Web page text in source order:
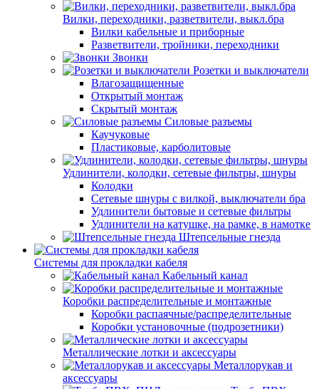
Вилки, переходники, разветвители, выкл.бра
Вилки кабельные и приборные
Разветвители, тройники, переходники
Звонки
Розетки и выключатели
Влагозащищенные
Открытый монтаж
Скрытый монтаж
Силовые разъемы
Каучуковые
Пластиковые, карболитовые
Удлинители, колодки, сетевые фильтры, шнуры
Колодки
Сетевые шнуры с вилкой, выключатели бра
Удлинители бытовые и сетевые фильтры
Удлинители на катушке, на рамке, в намотке
Штепсельные гнезда
Системы для прокладки кабеля
Кабельный канал
Коробки распределительные и монтажные
Коробки распаячные/распределительные
Коробки установочные (подрозетники)
Металлические лотки и аксессуары
Металлорукав и
аксессуары